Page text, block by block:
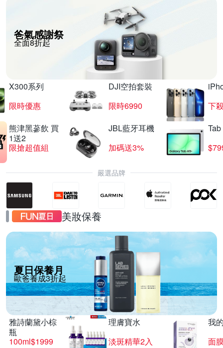
爸氣感謝祭
全面8折起
X300系列
限時優惠
DJI空拍套裝
限時6990
下
熊津黑蔘飲 買
1送2
限搶超值組
JBL藍牙耳機
加碼送3%
嚴選品牌
美妝保養
夏日保養月
歐爸養成3折起
雅詩蘭黛小棕
瓶
100ml$1999
理膚寶水
淡斑精華2入
我
面